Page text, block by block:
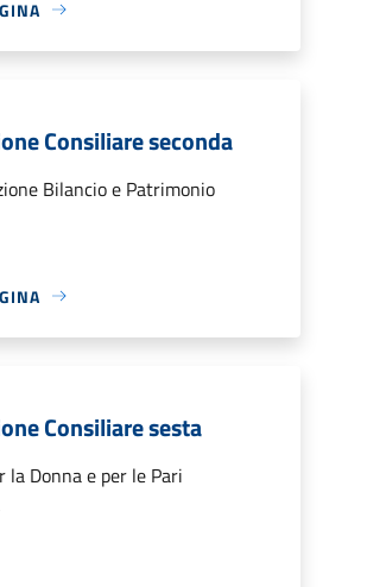
Consiliare seconda
Bilancio e Patrimonio
Consiliare sesta
la Donna e per le Pari